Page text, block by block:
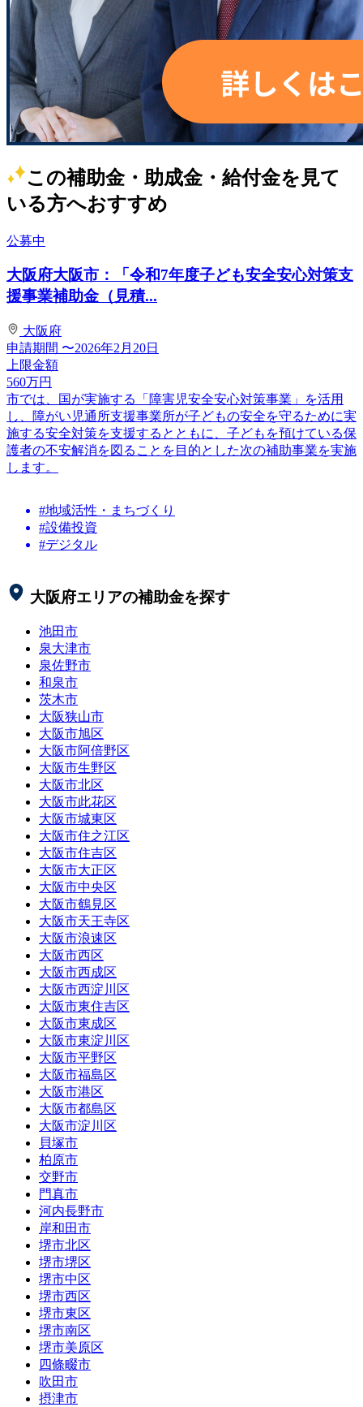
この補助金・助成金・給付金を見て
いる方へおすすめ
公募中
大阪府大阪市：「令和7年度子ども安全安心対策支
援事業補助金（見積...
大阪府
申請期間 〜2026年2月20日
上限金額
560万円
市では、国が実施する「障害児安全安心対策事業」を活用
し、障がい児通所支援事業所が子どもの安全を守るために実
施する安全対策を支援するとともに、子どもを預けている保
護者の不安解消を図ることを目的とした次の補助事業を実施
します。
#地域活性・まちづくり
#設備投資
#デジタル
大阪府エリアの補助金を探す
池田市
泉大津市
泉佐野市
和泉市
茨木市
大阪狭山市
大阪市旭区
大阪市阿倍野区
大阪市生野区
大阪市北区
大阪市此花区
大阪市城東区
大阪市住之江区
大阪市住吉区
大阪市大正区
大阪市中央区
大阪市鶴見区
大阪市天王寺区
大阪市浪速区
大阪市西区
大阪市西成区
大阪市西淀川区
大阪市東住吉区
大阪市東成区
大阪市東淀川区
大阪市平野区
大阪市福島区
大阪市港区
大阪市都島区
大阪市淀川区
貝塚市
柏原市
交野市
門真市
河内長野市
岸和田市
堺市北区
堺市堺区
堺市中区
堺市西区
堺市東区
堺市南区
堺市美原区
四條畷市
吹田市
摂津市